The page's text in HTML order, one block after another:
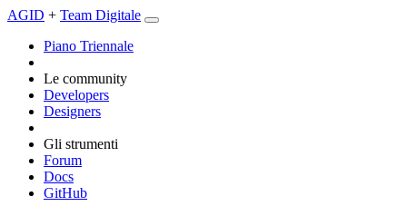
AGID + Team Digitale
Piano Triennale
Le community
Developers
Designers
Gli strumenti
Forum
Docs
GitHub